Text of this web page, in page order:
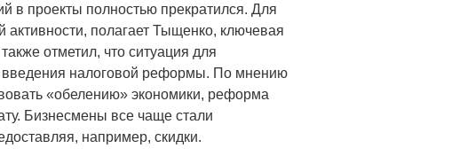
в проекты полностью прекратился. Для
активности, полагает Тыщенко, ключевая
отметил, что ситуация для
введения налоговой реформы. По мнению
«обелению» экономики, реформа
Бизнесмены все чаще стали
например, скидки.